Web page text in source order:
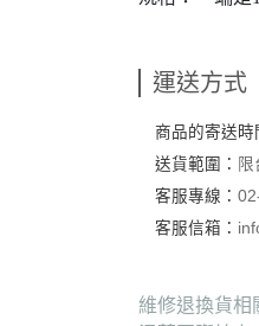
運送方式
商品的寄送時
送貨範圍：
客服專線：
客服信箱：
維修退換貨相